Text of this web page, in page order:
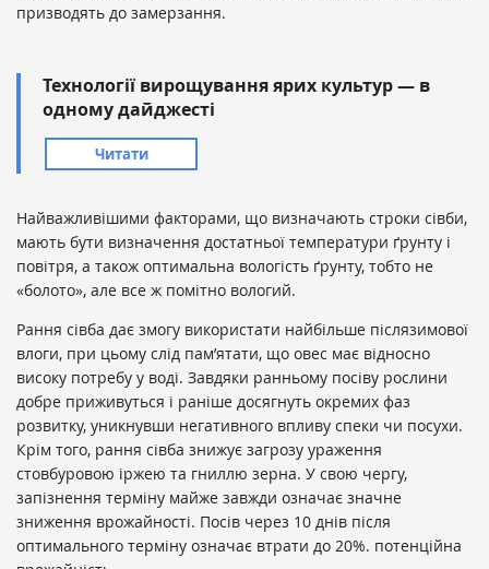
призводять до замерзання.
Технології вирощування ярих культур — в
одному дайджесті
Читати
Найважливішими факторами, що визначають строки сівби,
мають бути визначення достатньої температури ґрунту і
повітря, а також оптимальна вологість ґрунту, тобто не
«болото», але все ж помітно вологий.
Рання сівба дає змогу використати найбільше післязимової
влоги, при цьому слід пам’ятати, що овес має відносно
високу потребу у воді. Завдяки ранньому посіву рослини
добре приживуться і раніше досягнуть окремих фаз
розвитку, уникнувши негативного впливу спеки чи посухи.
Крім того, рання сівба знижує загрозу ураження
стовбуровою іржею та гниллю зерна. У свою чергу,
запізнення терміну майже завжди означає значне
зниження врожайності. Посів через 10 днів після
оптимального терміну означає втрати до 20%. потенційна